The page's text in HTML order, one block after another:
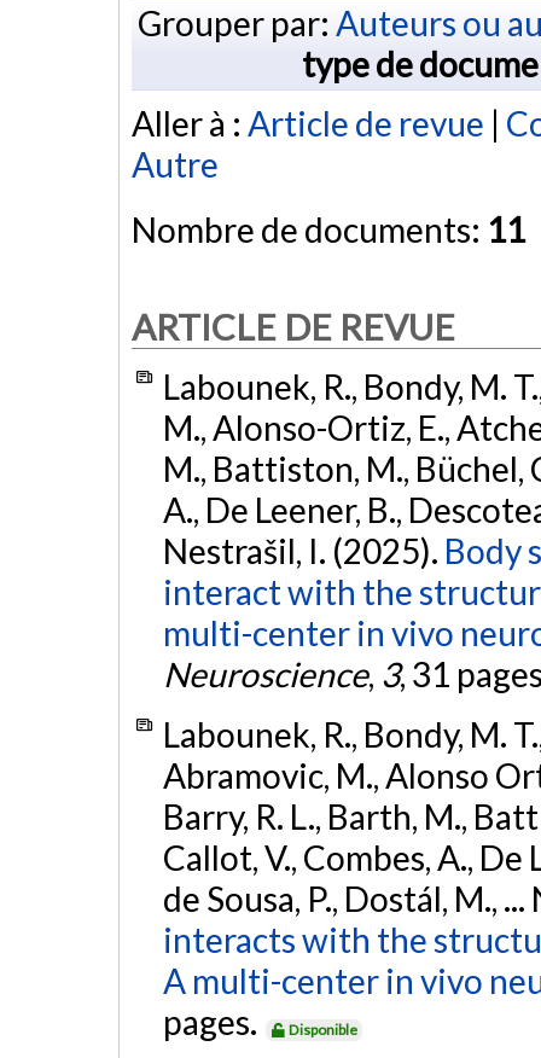
Grouper par: Auteurs ou
type de
Aller à : Article de revue |
Autre
Nombre de documents: 11
ARTICLE DE REVUE
Labounek, R., Bondy, M.
M., Alonso-Ortiz, E.,
M., Battiston, M., Büchel,
A., De Leener, B.,
Nestrašil, I. (2025). Body
interact with the
multi-center in vivo
Neuroscience, 3, 31
Labounek, R., Bondy, M.
Abramovic, M., Alonso
Barry, R. L., Barth, M.,
Callot, V., Combes, A.,
de Sousa, P., Dostál, M.,
interacts with the
A multi-center in vivo
pages.
Disponible